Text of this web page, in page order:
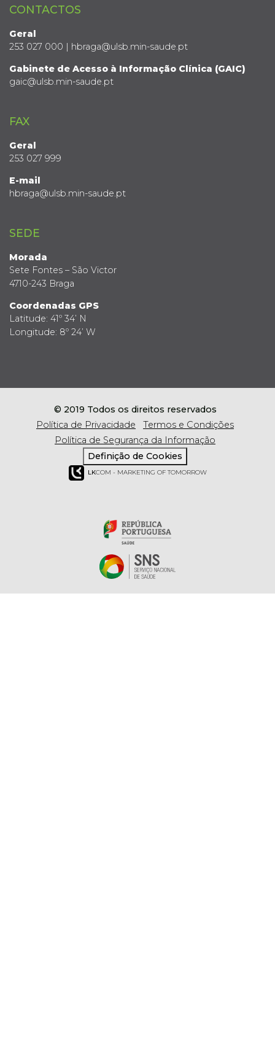
CONTACTOS
Geral
253 027 000 | hbraga@ulsb.min-saude.pt
Gabinete de Acesso à Informação Clínica (GAIC)
gaic@ulsb.min-saude.pt
FAX
Geral
253 027 999
E-mail
hbraga@ulsb.min-saude.pt
SEDE
Morada
Sete Fontes – São Victor
4710-243 Braga
Coordenadas GPS
Latitude: 41º 34’ N
Longitude: 8º 24’ W
© 2019 Todos os direitos reservados
Política de Privacidade
Termos e Condições
Política de Segurança da Informação
Definição de Cookies
LKCOM - MARKETING OF TOMORROW